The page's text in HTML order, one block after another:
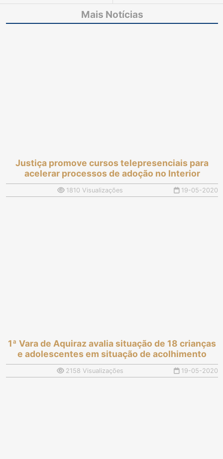
inquéritos policiais no
acelerar processos de
adoção no Interior
Mais Notícias
Justiça promove cursos telepresenciais para
acelerar processos de adoção no Interior
1810 Visualizações 19-05-2020
1ª Vara de Aquiraz avalia situação de 18 crianças
e adolescentes em situação de acolhimento
2158 Visualizações 19-05-2020